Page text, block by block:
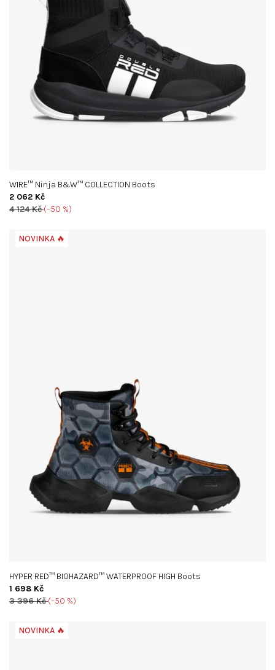
WIRE™ Ninja B&W™ COLLECTION Boots
2 062 Kč
4 124 Kč (–50 %)
NOVINKA 🔥
HYPER RED™ BIOHAZARD™ WATERPROOF HIGH Boots
1 698 Kč
3 396 Kč (–50 %)
NOVINKA 🔥